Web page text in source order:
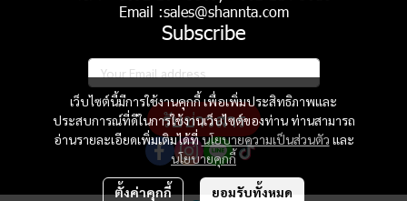
เว็บไซต์นี้มีการใช้งานคุกกี้ เพื่อเพิ่มประสิทธิภาพและ
ประสบการณ์ที่ดีในการใช้งานเว็บไซต์ของท่าน ท่านสามารถ
อ่านรายละเอียดเพิ่มเติมได้ที่นโยบายความเป็นส่วนตัว และ
นโยบายคุกกี้
ตั้งค่าคุกกี้ ยอมรับทั้งหมด
Email :sales@shannta.com
Subscribe
รับข่าวสาร